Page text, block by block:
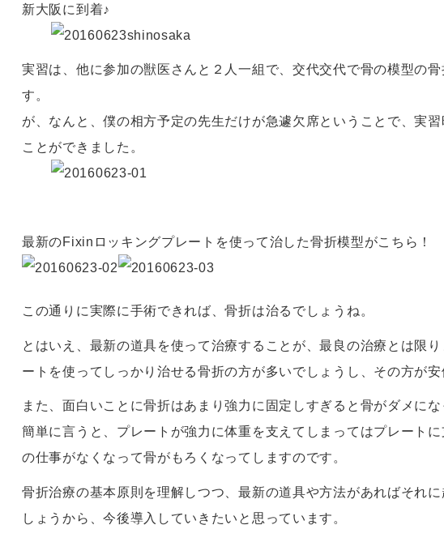
新大阪に到着♪
実習は、他に参加の獣医さんと２人一組で、交代交代で骨の模型の
す。
が、なんと、僕の相方予定の先生だけが急遽欠席ということで、実
ことができました。
最新のFixinロッキングプレートを使って治した骨折模型がこちら！
この通りに実際に手術できれば、骨折は治るでしょうね。
とはいえ、最新の道具を使って治療することが、最良の治療とは限
ートを使ってしっかり治せる骨折の方が多いでしょうし、その方が安
また、面白いことに骨折はあまり強力に固定しすぎると骨がダメにな
簡単に言うと、プレートが強力に体重を支えてしまってはプレート
の仕事がなくなって骨がもろくなってしますのです。
骨折治療の基本原則を理解しつつ、最新の道具や方法があればそれ
しょうから、今後導入していきたいと思っています。